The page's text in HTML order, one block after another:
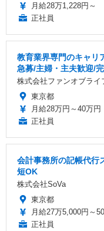
月給28万1,228円～
正社員
教育業界専門のキャリ
急募/主婦・主夫歓迎/
株式会社ファンオブライ
東京都
月給28万円～40万円
正社員
会計事務所の記帳代行
短OK
株式会社SoVa
東京都
月給27万5,000円～
正社員